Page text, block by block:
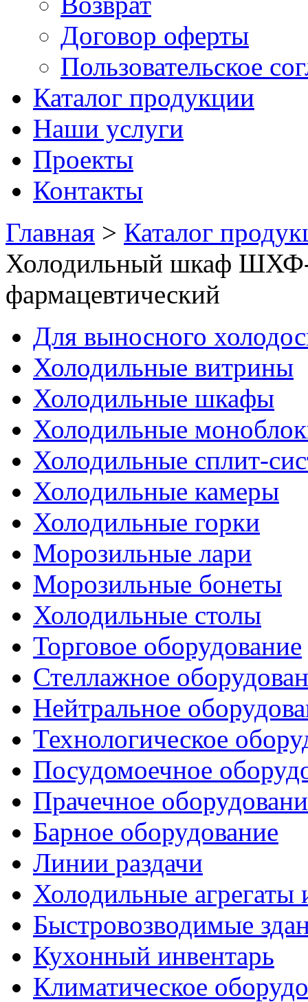
Договор оферты
Пользовательское
Каталог продукции
Наши услуги
Проекты
Контакты
Главная > Каталог
Холодильный шкаф
фармацевтический
Для выносного
Холодильные витрины
Холодильные шкафы
Холодильные
Холодильные сплит-
Холодильные камеры
Холодильные горки
Морозильные лари
Морозильные бонеты
Холодильные столы
Торговое оборудование
Стеллажное
Нейтральное
Технологическое
Посудомоечное
Прачечное
Барное оборудование
Линии раздачи
Холодильные агрегаты
Быстровозводимые
Кухонный инвентарь
Климатическое